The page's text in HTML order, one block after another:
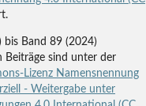
bis Band 89 (2024)
Beiträge sind unter der
Lizenz Namensnennung
- Weitergabe unter